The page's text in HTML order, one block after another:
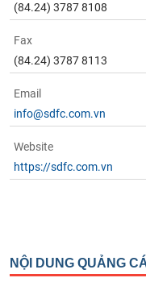
(84.24) 3787 8108
Fax
(84.24) 3787 8113
Email
info@sdfc.com.vn
Website
https://sdfc.com.vn